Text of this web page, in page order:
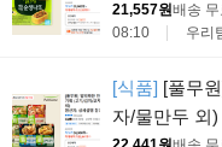
21,557원배송 무
08:10
우리
[식품] [풀무
자/물만두 외)